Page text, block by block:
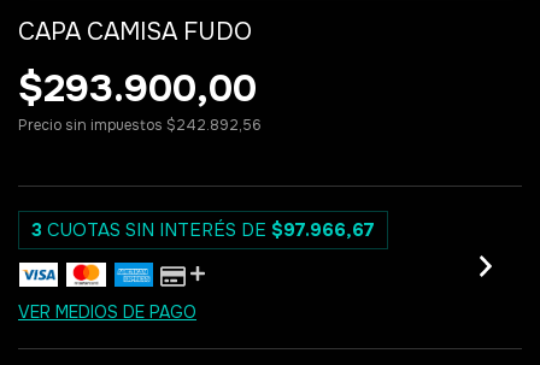
CAPA CAMISA FUDO
$293.900,00
Precio sin impuestos $242.892,56
3 CUOTAS SIN INTERÉS DE $97.966,67
VER MEDIOS DE PAGO